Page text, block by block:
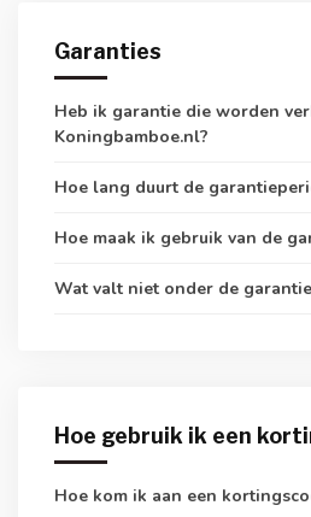
Garanties
Heb ik garantie die worden
Koningbamboe.nl?
Hoe lang duurt de
Hoe maak ik gebruik van de
Wat valt niet onder de
Hoe gebruik ik een
Hoe kom ik aan een